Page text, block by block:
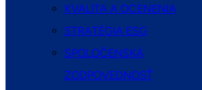
KVALITA A OCENENIA
STRATÉGIA ESG
SPOLOČENSKÁ
ZODPOVEDNOSŤ